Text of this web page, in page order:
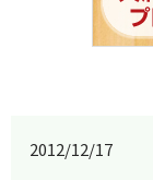
2012/12/17